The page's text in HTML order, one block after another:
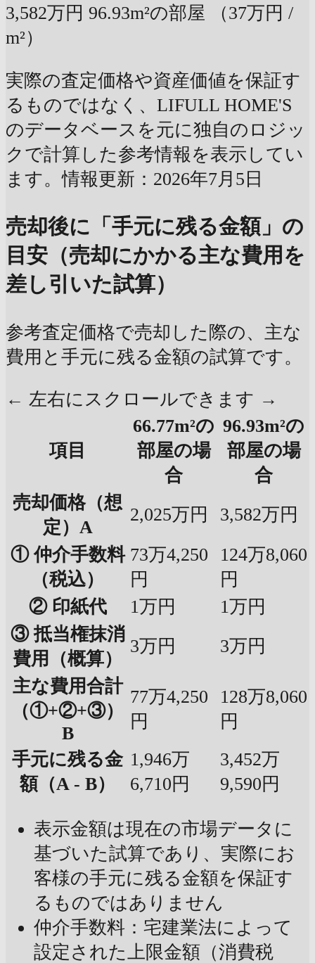
3,582万円 96.93m²の部屋
（37万円 /
m²）
実際の査定価格や資産価値を保証す
るものではなく、LIFULL HOME'S
のデータベースを元に独自のロジッ
クで計算した参考情報を表示してい
ます。情報更新：2026年7月5日
売却後に「手元に残る金額」の
目安（売却にかかる主な費用を
差し引いた試算）
参考査定価格で売却した際の、主な
費用と手元に残る金額の試算です。
← 左右にスクロールできます →
項目
66.77m²の
部屋の場
合
96.93m²の
部屋の場
合
売却価格（想
定）A
2,025万円
3,582万円
① 仲介手数料
（税込）
73万4,250
円
124万8,060
円
② 印紙代
1万円
1万円
③ 抵当権抹消
費用（概算）
3万円
3万円
主な費用合計
（①+②+③）
B
77万4,250
円
128万8,060
円
手元に残る金
額（A - B）
1,946万
6,710円
3,452万
9,590円
表示金額は現在の市場データに
基づいた試算であり、実際にお
客様の手元に残る金額を保証す
るものではありません
仲介手数料：宅建業法によって
設定された上限金額（消費税